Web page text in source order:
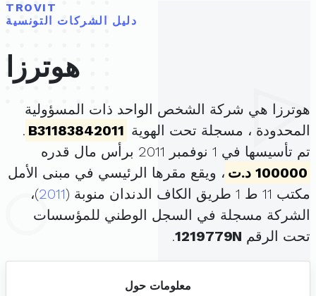
TROVIT
دليل الشركات التونسية
هوترزا
هوترزا هي شركة الشخص الواحد ذات المسؤولية
المحدودة ، مسجلة تحت الهوية B31183842011
.
تم تأسيسها في 1 نوفمبر 2011 برأس مال قدره
100000 د.ت
، ويقع مقرها الرئيسي في مبنى الأمل
مكتب 11 ط 1 طريق الكاف الدندان منوبة (
2011)،
الشركة مسجلة في السجل الوطني للمؤسسات
تحت الرقم 1219779N
.
معلومات حول